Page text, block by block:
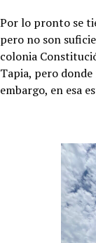
Por lo pronto se
pero no son
colonia
Tapia, pero
embargo, en esa